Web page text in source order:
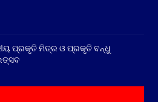
ପ୍ରକୃତି ମିତ୍ର ଓ ପ୍ରକୃତି ବନ୍ଧୁ